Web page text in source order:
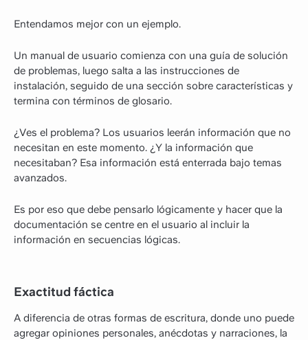
Entendamos mejor con un ejemplo.
Un manual de usuario comienza con una guía de solución
de problemas, luego salta a las instrucciones de
instalación, seguido de una sección sobre características y
termina con términos de glosario.
¿Ves el problema? Los usuarios leerán información que no
necesitan en este momento. ¿Y la información que
necesitaban? Esa información está enterrada bajo temas
avanzados.
Es por eso que debe pensarlo lógicamente y hacer que la
documentación se centre en el usuario al incluir la
información en secuencias lógicas.
Exactitud fáctica
A diferencia de otras formas de escritura, donde uno puede
agregar opiniones personales, anécdotas y narraciones, la